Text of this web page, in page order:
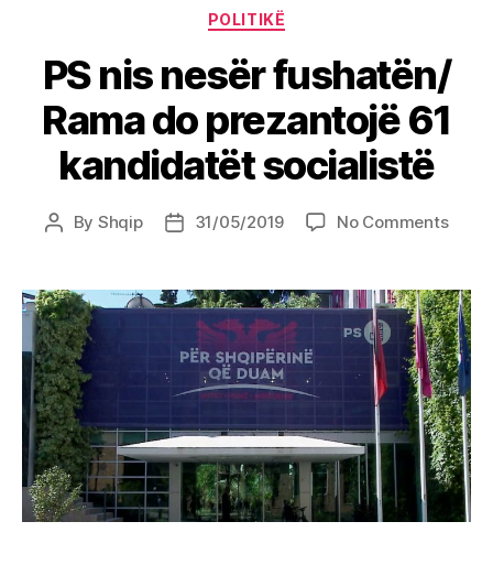
Categories
POLITIKË
PS nis nesër fushatën/
Rama do prezantojë 61
kandidatët socialistë
Post
By Shqip
Post31/05/2019 No Commentson
nesër
Rama
do
61